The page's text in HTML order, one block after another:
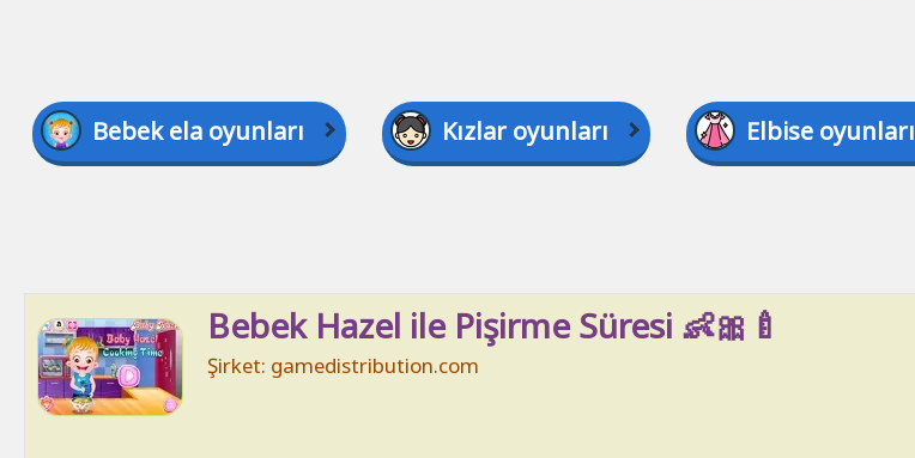
Bebek ela oyunları Kızlar oyunları Elbise oyunları
Bebek Hazel ile Pişirme Süresi 👶🎀🍼
Şirket: gamedistribution.com